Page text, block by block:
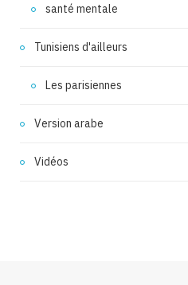
santé mentale
Tunisiens d'ailleurs
Les parisiennes
Version arabe
Vidéos